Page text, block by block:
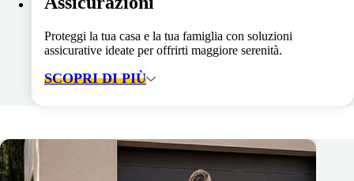
Proteggi la tua casa e la tua famiglia con soluzioni
assicurative ideate per offrirti maggiore serenità.
SCOPRI DI PIÙ